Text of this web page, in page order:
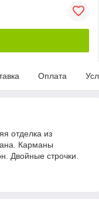
Оплата
отделка из
Карманы
Двойные строчки.